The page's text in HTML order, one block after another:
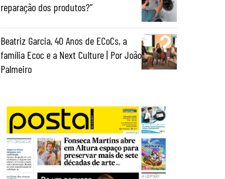
reparação dos produtos?”
Beatriz Garcia, 40 Anos de ECoCs, a
família Ecoc e a Next Culture | Por João
Palmeiro